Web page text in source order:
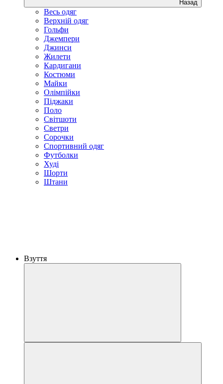
Назад
Весь одяг
Верхній одяг
Гольфи
Джемпери
Джинси
Жилети
Кардигани
Костюми
Майки
Олімпійки
Піджаки
Поло
Світшоти
Светри
Сорочки
Спортивний одяг
Футболки
Худі
Шорти
Штани
Взуття